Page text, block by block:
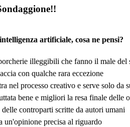
artificiale, cosa ne pensi?
illeggibili che fanno il male del
con qualche rara eccezione
nel processo creativo e serve solo da
bene e migliori la resa finale delle
controparti scritte da autori umani
un'opinione precisa al riguardo